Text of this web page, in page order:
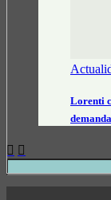
Lorenti